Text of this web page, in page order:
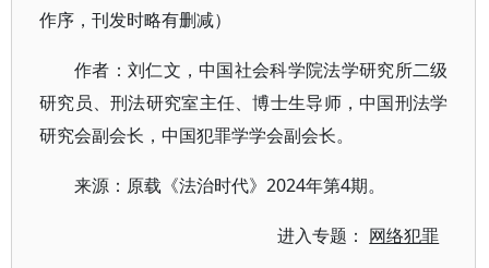
作序，刊发时略有删减）
作者：刘仁文，中国社会科学院法学研究所二级
研究员、刑法研究室主任、博士生导师，中国刑法学
研究会副会长，中国犯罪学学会副会长。
来源：原载《法治时代》2024年第4期。
进入专题： 网络犯罪